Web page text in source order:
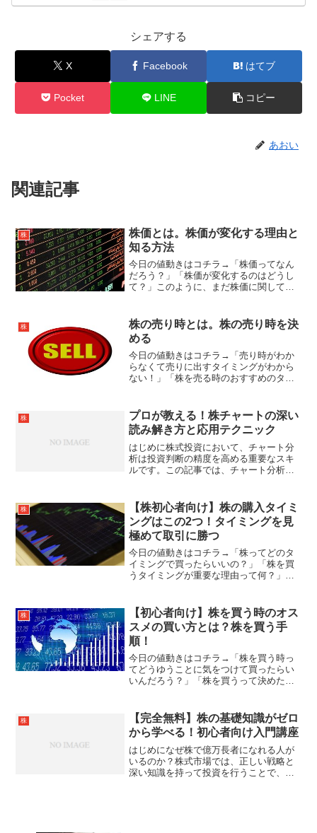
シェアする
X Facebook はてブ
Pocket LINE コピー
あおい
関連記事
株
株価とは。株価が変化する理由と
知る方法
今日の値動きはコチラ→「株価ってなん
だろう？」「株価が変化するのはどうし
て？」このように、まだ株価に関して詳
のではないでしょうか。株価についての
知識を持っているとニュー...
株
株の売り時とは。株の売り時を決
める
今日の値動きはコチラ→「売り時がわか
らなくて売りに出すタイミングがわから
ない！」「株を売る時のおすすめのタイ
てよくわからないという方も多くいらっ
しゃるのではないでしょう...
株
プロが教える！株チャートの深い
読み解き方と応用テクニック
はじめに株式投資において、チャート分
析は投資判断の精度を高める重要なスキ
ルです。この記事では、チャート分析の
基本チャートは株価の動きを視覚化した
グラフです。 縦軸: 価...
株
【株初心者向け】株の購入タイミ
ングはこの2つ！タイミングを見
極めて取引に勝つ
今日の値動きはコチラ→「株ってどのタ
イミングで買ったらいいの？」「株を買
うタイミングが重要な理由って何？」
は、タイミングを気にせずに購入すると
いう方もいるかもしれません...
株
【初心者向け】株を買う時のオス
スメの買い方とは？株を買う手
順！
今日の値動きはコチラ→「株を買う時っ
てどうゆうことに気をつけて買ったらい
いんだろう？」「株を買うって決めたけ
を始めよう！と思ったけれど、株を買う
時にどのような考えや根拠...
株
【完全無料】株の基礎知識がゼロ
から学べる！初心者向け入門講座
はじめになぜ株で億万長者になれる人が
いるのか？株式市場では、正しい戦略と
深い知識を持って投資を行うことで、短